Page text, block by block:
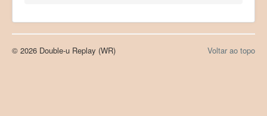
Registration (Registo)
Voltar ao topo
© 2026 Double-u Replay (WR)